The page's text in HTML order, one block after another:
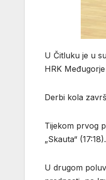
U Čitluku je u
HRK
Derbi kola
Tijekom prvog
„Skauta“ (17:18).
U drugom